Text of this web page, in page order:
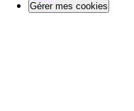
Gérer mes cookies